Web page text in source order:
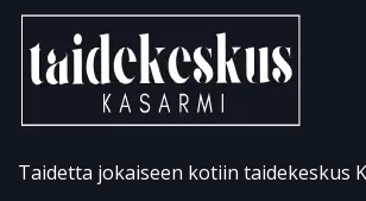
Taidetta jokaiseen kotiin taidekeskus